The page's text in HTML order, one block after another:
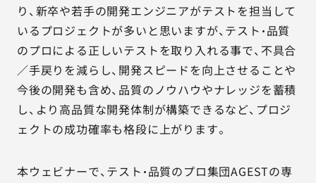
り、新卒や若手の開発エンジニアがテストを担当して
いるプロジェクトが多いと思いますが、テスト・品質
のプロによる正しいテストを取り入れる事で、不具合
／手戻りを減らし、開発スピードを向上させることや
今後の開発も含め、品質のノウハウやナレッジを蓄積
し、より高品質な開発体制が構築できるなど、プロジ
ェクトの成功確率も格段に上がります。
本ウェビナーで、テスト・品質のプロ集団AGESTの専